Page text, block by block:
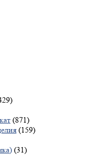
(871)
(159)
(31)